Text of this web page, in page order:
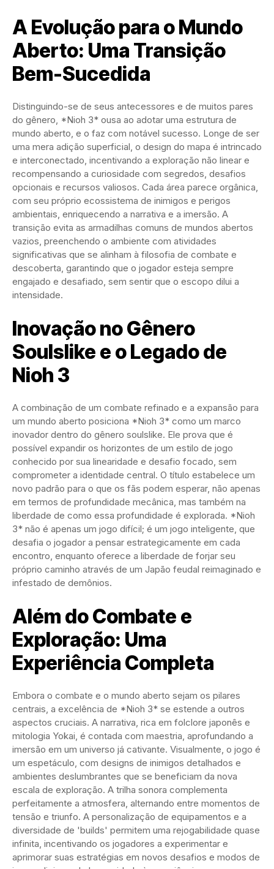
A Evolução para o Mundo
Aberto: Uma Transição
Bem-Sucedida
Distinguindo-se de seus antecessores e de muitos pares
do gênero, *Nioh 3* ousa ao adotar uma estrutura de
mundo aberto, e o faz com notável sucesso. Longe de ser
uma mera adição superficial, o design do mapa é intrincado
e interconectado, incentivando a exploração não linear e
recompensando a curiosidade com segredos, desafios
opcionais e recursos valiosos. Cada área parece orgânica,
com seu próprio ecossistema de inimigos e perigos
ambientais, enriquecendo a narrativa e a imersão. A
transição evita as armadilhas comuns de mundos abertos
vazios, preenchendo o ambiente com atividades
significativas que se alinham à filosofia de combate e
descoberta, garantindo que o jogador esteja sempre
engajado e desafiado, sem sentir que o escopo dilui a
intensidade.
Inovação no Gênero
Soulslike e o Legado de
Nioh 3
A combinação de um combate refinado e a expansão para
um mundo aberto posiciona *Nioh 3* como um marco
inovador dentro do gênero soulslike. Ele prova que é
possível expandir os horizontes de um estilo de jogo
conhecido por sua linearidade e desafio focado, sem
comprometer a identidade central. O título estabelece um
novo padrão para o que os fãs podem esperar, não apenas
em termos de profundidade mecânica, mas também na
liberdade de como essa profundidade é explorada. *Nioh
3* não é apenas um jogo difícil; é um jogo inteligente, que
desafia o jogador a pensar estrategicamente em cada
encontro, enquanto oferece a liberdade de forjar seu
próprio caminho através de um Japão feudal reimaginado e
infestado de demônios.
Além do Combate e
Exploração: Uma
Experiência Completa
Embora o combate e o mundo aberto sejam os pilares
centrais, a excelência de *Nioh 3* se estende a outros
aspectos cruciais. A narrativa, rica em folclore japonês e
mitologia Yokai, é contada com maestria, aprofundando a
imersão em um universo já cativante. Visualmente, o jogo é
um espetáculo, com designs de inimigos detalhados e
ambientes deslumbrantes que se beneficiam da nova
escala de exploração. A trilha sonora complementa
perfeitamente a atmosfera, alternando entre momentos de
tensão e triunfo. A personalização de equipamentos e a
diversidade de 'builds' permitem uma rejogabilidade quase
infinita, incentivando os jogadores a experimentar e
aprimorar suas estratégias em novos desafios e modos de